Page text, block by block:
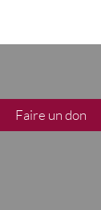
Faire un don